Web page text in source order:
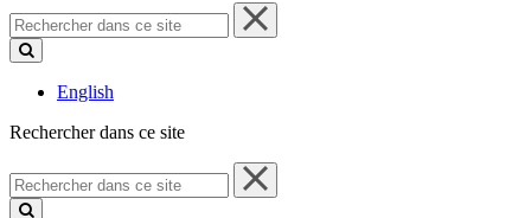
Rechercher
dans
ce
English
Rechercher dans ce site
Rechercher
dans
ce